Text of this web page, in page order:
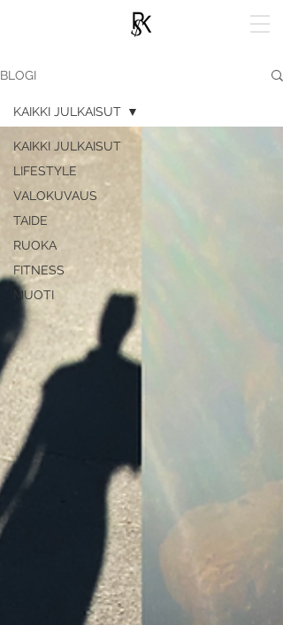
BLOGI
KAIKKI JULKAISUT
LIFESTYLE
VALOKUVAUS
TAIDE
RUOKA
FITNESS
MUOTI
KAIKKI JULKAISUT